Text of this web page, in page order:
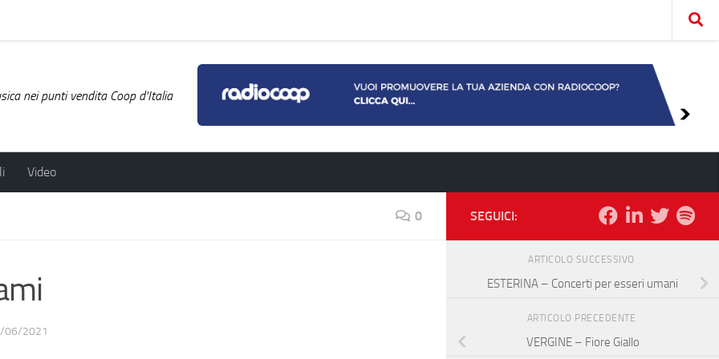
nei punti vendita Coop d'Italia
Video
0
06/2021
SEGUICI:
ARTICOLO SUCCESSIVO
ESTERINA – Concerti per esseri umani
ARTICOLO PRECEDENTE
VERGINE – Fiore Giallo